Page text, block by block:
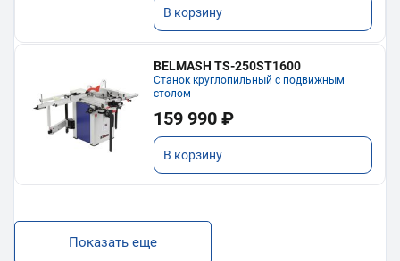
В корзину
BELMASH TS-250ST1600
Станок круглопильный с подвижным
столом
159 990 ₽
В корзину
Показать еще